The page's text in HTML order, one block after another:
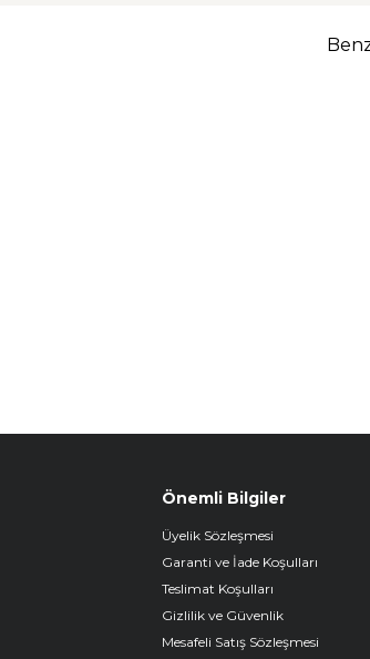
Önemli Bilgiler
Üyelik Sözleşmesi
Garanti ve İade Koşulları
Teslimat Koşulları
Gizlilik ve Güvenlik
Mesafeli Satış Sözleşmesi